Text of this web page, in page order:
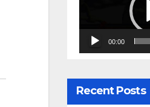
00:00
Recent Posts